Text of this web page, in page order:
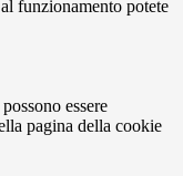
funzionamento potete
essere
pagina della cookie